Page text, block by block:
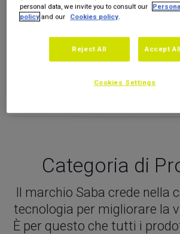
che utilizzano i suoi
ampia gamma di prodotti,
consumatori le ultime
consentendo loro di
Categoria di
Il marchio Saba crede nella
tecnologia per migliorare la
È per questo che tutti i
personal data, we invite you to consult our
policy and our Cookies policy.
Reject All Accept
Cookies Settings